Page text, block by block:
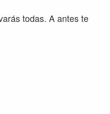
todas. A antes te